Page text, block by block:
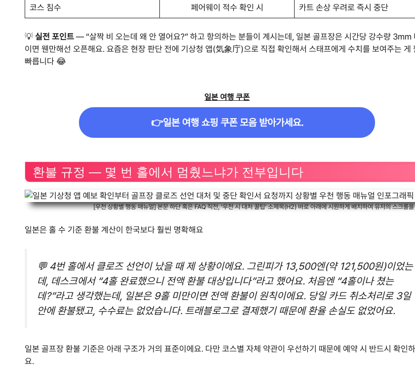
코스 침수 페어웨이 적수 확인 시 카트 손상 우려로 즉시 중단
💡 실전 포인트— “살짝 비 오는데 왜 안 열어요?” 하고 항의하는 분들이 계시는데, 일본 골프장은 시간당 강수량 3mm
이면 웬만해선 오픈해요. 요즘은 현장 판단 전에 기상청 앱(気象庁)으로 직접 확인해서 스태프에게 수치를 보여주는 게
빠릅니다 😂
일본 여행 쿠폰
👉일본 여행 쇼핑 쿠폰 모음 받아가세요.
환불 규정 — 몇 번 홀에서 멈췄느냐가 전부입니다
[우천 상황별 행동 매뉴얼] 본문 하단 혹은 FAQ 직전, ‘우천 시 대처 꿀팁’ 소제목(H2) 바로 아래에 시원하게 배치하여 유저의 스크롤
일본은 홀 수 기준 환불 계산이 한국보다 훨씬 명확해요
💬 4번 홀에서 클로즈 선언이 났을 때 제 상황이에요. 그린피가 13,500엔(약 121,500원)이었는
데, 데스크에서 “4홀 완료했으니 전액 환불 대상입니다”라고 했어요. 처음엔 “4홀이나 쳤는
데?”라고 생각했는데, 일본은 9홀 미만이면 전액 환불이 원칙이에요. 당일 카드 취소처리로 3일
안에 환불됐고, 수수료는 없었습니다. 트래블로그로 결제했기 때문에 환율 손실도 없었어요.
일본 골프장 환불 기준은 아래 구조가 거의 표준이에요. 다만 코스별 자체 약관이 우선하기 때문에 예약 시 반드시 확인하
요.